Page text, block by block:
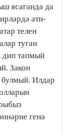
ясаганда да
әти-
телен
туган
дип тапмый
Закон
Илдар
генә